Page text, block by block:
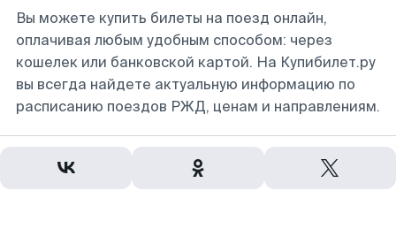
Вы можете купить билеты на поезд онлайн,
оплачивая любым удобным способом: через
кошелек или банковской картой. На Купибилет.ру
вы всегда найдете актуальную информацию по
расписанию поездов РЖД, ценам и направлениям.